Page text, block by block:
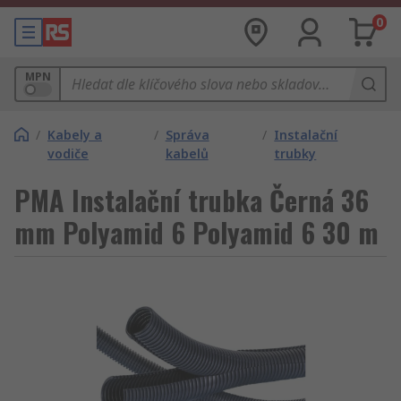
0
MPN
/ Kabely a
vodiče
/ Správa
kabelů
/ Instalační
trubky
PMA Instalační trubka Černá 36
mm Polyamid 6 Polyamid 6 30 m